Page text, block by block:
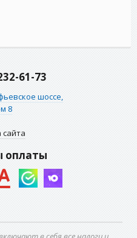
61-73
шоссе,
8
сайта
оплаты